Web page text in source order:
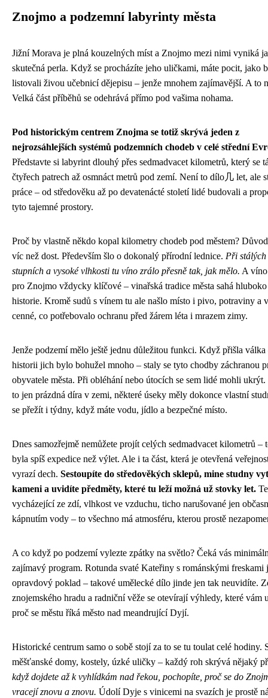
Znojmo a podzemní labyrinty města
Jižní Morava je plná kouzelných míst a Znojmo mezi nimi vyniká
skutečná perla. Když se procházíte jeho uličkami, máte pocit, jako
listovali živou učebnicí dějepisu – jenže mnohem zajímavější. A to
Velká část příběhů se odehrává přímo pod vašima nohama.
Pod historickým centrem Znojma se totiž skrývá jeden z
nejrozsáhlejších systémů podzemních chodeb v celé střední
Představte si labyrint dlouhý přes sedmadvacet kilometrů, který se
čtyřech patrech až osmnáct metrů pod zemí. Není to dílo几 let, ale
práce – od středověku až po devatenácté století lidé budovali a
tyto tajemné prostory.
Proč by vlastně někdo kopal kilometry chodeb pod městem?
víc než dost. Především šlo o dokonalý přírodní lednice. Při stálých
stupních a vysoké vlhkosti tu víno zrálo přesně tak, jak mělo. A
pro Znojmo vždycky klíčové – vinařská tradice města sahá
historie. Kromě sudů s vínem tu ale našlo místo i pivo, potraviny a
cenné, co potřebovalo ochranu před žárem léta i mrazem zimy.
Jenže podzemí mělo ještě jednu důležitou funkci. Když přišla válka
historii jich bylo bohužel mnoho – staly se tyto chodby záchranou
obyvatele města. Při obléhání nebo útocích se sem lidé mohli
to jen prázdná díra v zemi, některé úseky měly dokonce vlastní
se přežít i týdny, když máte vodu, jídlo a bezpečné místo.
Dnes samozřejmě nemůžete projít celých sedmadvacet kilometrů –
byla spíš expedice než výlet. Ale i ta část, která je otevřená
vyrazí dech. Sestoupíte do středověkých sklepů, mine studny
kameni a uvidíte předměty, které tu leží možná už stovky let.
vycházející ze zdí, vlhkost ve vzduchu, ticho narušované jen
kápnutím vody – to všechno má atmosféru, kterou prostě
A co když po podzemí vylez­te zpátky na světlo? Čeká vás
zajímavý program. Rotunda svaté Kateřiny s románskými freskami
opravdový poklad – takové umělecké dílo jinde jen tak neuvidíte.
znojemského hradu a radniční věže se otevírají výhledy, které vám
proč se městu říká město nad meandrující Dyjí.
Historické centrum samo o sobě stojí za to se tu toulat celé hodiny.
měšťanské domy, kostely, úzké uličky – každý roh skrývá nějaký
když dojdete až k vyhlídkám nad řekou, pochopíte, proč se do
vracejí znovu a znovu. Údolí Dyje s vinicemi na svazích je prostě